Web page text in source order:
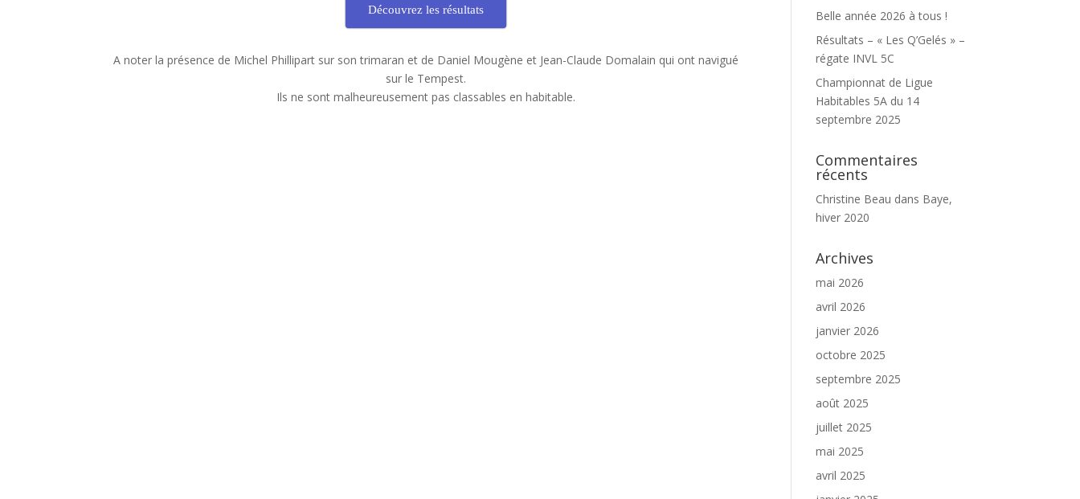
Découvrez les résultats
A noter la présence de Michel Phillipart sur son trimaran et de Daniel Mougène et Jean-Claude Domalain qui ont navigué
sur le Tempest.
Ils ne sont malheureusement pas classables en habitable.
Belle année 2026 à tous !
Résultats – « Les Q’Gelés » –
régate INVL 5C
Championnat de Ligue
Habitables 5A du 14
septembre 2025
Commentaires
récents
Christine Beau dans Baye,
hiver 2020
Archives
mai 2026
avril 2026
janvier 2026
octobre 2025
septembre 2025
août 2025
juillet 2025
mai 2025
avril 2025